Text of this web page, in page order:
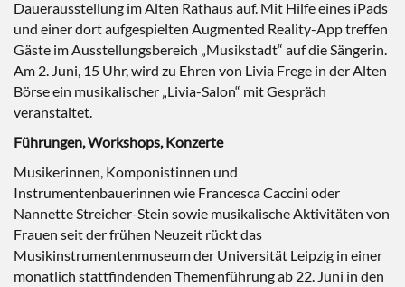
Dauerausstellung im Alten Rathaus auf. Mit Hilfe eines iPads
und einer dort aufgespielten Augmented Reality-App treffen
Gäste im Ausstellungsbereich „Musikstadt“ auf die Sängerin.
Am 2. Juni, 15 Uhr, wird zu Ehren von Livia Frege in der Alten
Börse ein musikalischer „Livia-Salon“ mit Gespräch
veranstaltet.
Führungen, Workshops, Konzerte
Musikerinnen, Komponistinnen und
Instrumentenbauerinnen wie Francesca Caccini oder
Nannette Streicher-Stein sowie musikalische Aktivitäten von
Frauen seit der frühen Neuzeit rückt das
Musikinstrumentenmuseum der Universität Leipzig in einer
monatlich stattfindenden Themenführung ab 22. Juni in den